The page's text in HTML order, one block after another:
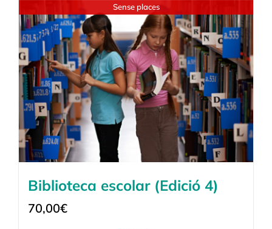
Sense places
Biblioteca escolar (Edició 4)
70,00€